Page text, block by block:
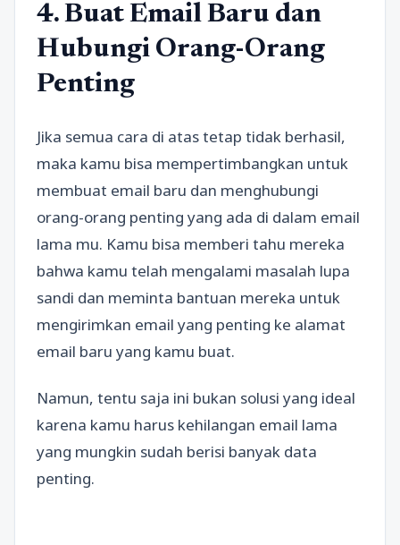
4. Buat Email Baru dan
Hubungi Orang-Orang
Penting
Jika semua cara di atas tetap tidak berhasil,
maka kamu bisa mempertimbangkan untuk
membuat email baru dan menghubungi
orang-orang penting yang ada di dalam email
lama mu. Kamu bisa memberi tahu mereka
bahwa kamu telah mengalami masalah lupa
sandi dan meminta bantuan mereka untuk
mengirimkan email yang penting ke alamat
email baru yang kamu buat.
Namun, tentu saja ini bukan solusi yang ideal
karena kamu harus kehilangan email lama
yang mungkin sudah berisi banyak data
penting.